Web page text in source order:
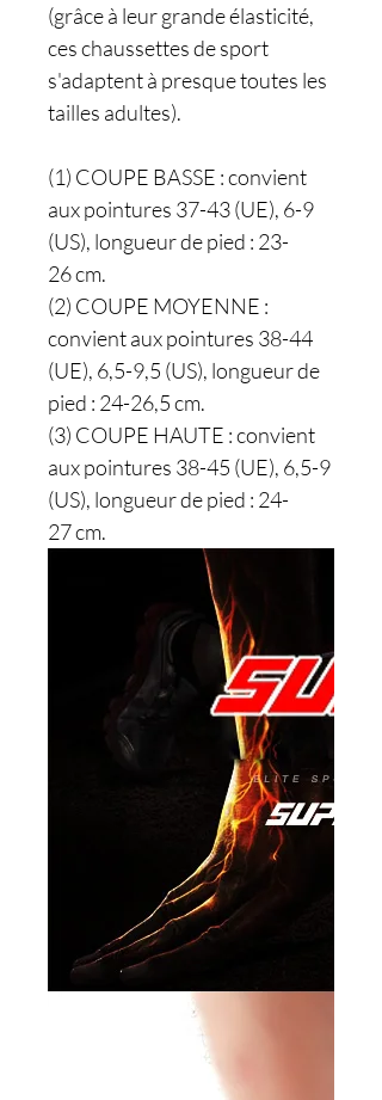
(grâce à leur grande élasticité,
ces chaussettes de sport
s'adaptent à presque toutes les
tailles adultes).
(1) COUPE BASSE : convient
aux pointures 37-43 (UE), 6-9
(US), longueur de pied : 23-
26 cm.
(2) COUPE MOYENNE :
convient aux pointures 38-44
(UE), 6,5-9,5 (US), longueur de
pied : 24-26,5 cm.
(3) COUPE HAUTE : convient
aux pointures 38-45 (UE), 6,5-9
(US), longueur de pied : 24-
27 cm.